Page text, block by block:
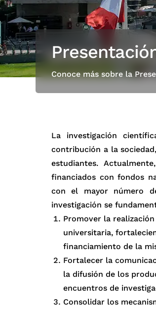
Conoce más sobre la
La investigación
contribución a la
estudiantes.
financiados con fondos
con el mayor número
investigación se
Promover la
universitaria,
financiamiento de la
Fortalecer la
la difusión de los
encuentros de
Consolidar los